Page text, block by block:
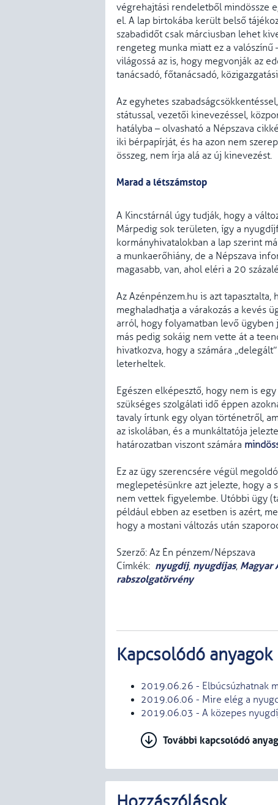
végrehajtási rendeletből mindössze
el. A lap birtokába került belső
szabadidőt csak márciusban lehet
rengeteg munka miatt ez a valószínű
világossá az is, hogy megvonják az
tanácsadó, főtanácsadó,
Az egyhetes
státussal, vezetői kinevezéssel,
hatályba – olvasható a Népszava
iki bérpapírját, és ha azon nem
összeg, nem írja alá az új kinevezést.
Marad a létszámstop
A Kincstárnál úgy tudják, hogy a
Márpedig sok területen, így a
kormányhivatalokban a lap szerint
a munkaerőhiány, de a Népszava
magasabb, van, ahol eléri a 20
Az Azénpénzem.hu is azt tapasztalta,
meghaladhatja a várakozás a kevés
arról, hogy folyamatban levő
más pedig sokáig nem vette át a
hivatkozva, hogy a számára
leterheltek.
Egészen elképesztő, hogy nem is
szükséges szolgálati idő éppen
tavaly írtunk egy olyan történetről,
az iskolában, és a munkáltatója
határozatban viszont számára
Ez az ügy szerencsére végül
meglepetésünkre azt jelezte, hogy
nem vettek figyelembe. Utóbbi ügy
például ebben az esetben is azért,
hogy a mostani változás után
Szerző: Az Én pénzem/Népszava
Címkék: nyugdíj, nyugdíjas, Magyar
rabszolgatörvény
Kapcsolódó anyagok
2019.06.26 - Elbúcsúzhatnak
2019.06.06 - Mire elég a
2019.06.03 - A közepes
További kapcsolódó